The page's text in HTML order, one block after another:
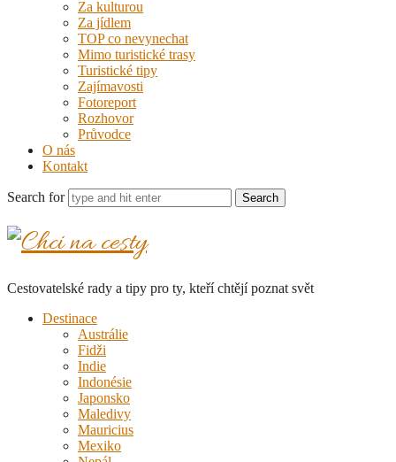
Za kulturou
Za jídlem
TOP co nevynechat
Mimo turistické trasy
Turistické tipy
Zajímavosti
Fotoreport
Rozhovor
Průvodce
O nás
Kontakt
Search for
Chci
na
cesty
Cestovatelské rady a tipy pro ty, kteří chtějí poznat svět
Destinace
Austrálie
Fidži
Indie
Indonésie
Japonsko
Maledivy
Mauricius
Mexiko